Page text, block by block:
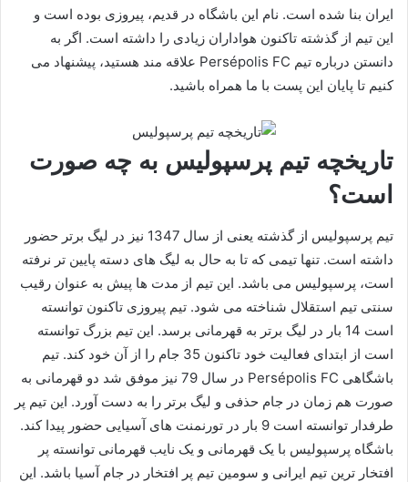
ایران بنا شده است. نام این باشگاه در قدیم، پیروزی بوده است و
این تیم از گذشته تاکنون هواداران زیادی را داشته است. اگر به
دانستن درباره تیم Persépolis FC علاقه مند هستید، پیشنهاد می
کنیم تا پایان این پست با ما همراه باشید.
تاریخچه تیم پرسپولیس به چه صورت
است؟
تیم پرسپولیس از گذشته یعنی از سال 1347 نیز در لیگ برتر حضور
داشته است. تنها تیمی که تا به حال به لیگ های دسته پایین تر نرفته
است، پرسپولیس می باشد. این تیم از مدت ها پیش به عنوان رقیب
سنتی تیم استقلال شناخته می شود. تیم پیروزی تاکنون توانسته
است 14 بار در لیگ برتر به قهرمانی برسد. این تیم بزرگ توانسته
است از ابتدای فعالیت خود تاکنون 35 جام را از آن خود کند. تیم
باشگاهی Persépolis FC در سال 79 نیز موفق شد دو قهرمانی به
صورت هم زمان در جام حذفی و لیگ برتر را به دست آورد. این تیم پر
طرفدار توانسته است 9 بار در تورنمنت های آسیایی حضور پیدا کند.
باشگاه پرسپولیس با یک قهرمانی و یک نایب قهرمانی توانسته پر
افتخار ترین تیم ایرانی و سومین تیم پر افتخار در جام آسیا باشد. این